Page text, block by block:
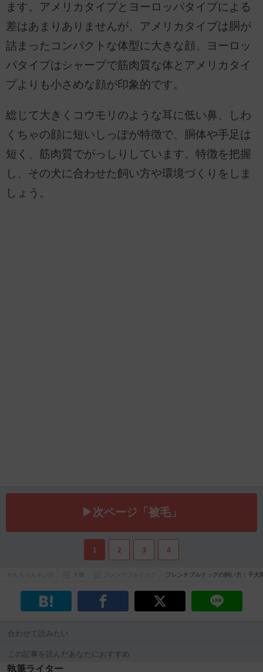
ます。アメリカタイプとヨーロッパタイプによる
差はあまりありませんが、アメリカタイプは胴が
詰まったコンパクトな体型に大きな顔、ヨーロッ
パタイプはシャープで筋肉質な体とアメリカタイ
プよりも小さめな顔が印象的です。
総じて大きくコウモリのような耳に低い鼻、しわ
くちゃの顔に短いしっぽが特徴で、胴体や手足は
短く、筋肉質でがっしりしています。特徴を把握
し、その犬に合わせた飼い方や環境づくりをしま
しょう。
▶次ページ「被毛」
1 2 3 4
フレンチブルドッグの飼い方！子犬
合わせて読みたい
この記事を読んだあなたにおすすめ
執筆ライター